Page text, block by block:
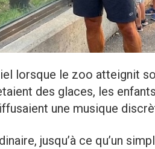
lorsque le zoo atteignit
des glaces, les
une musique
jusqu’à ce qu’un